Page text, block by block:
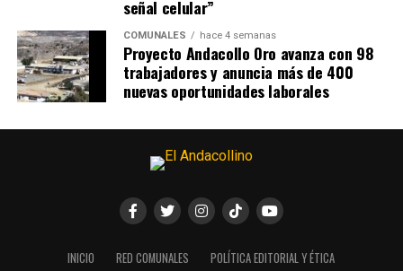
señal celular”
COMUNALES hace 4 semanas
Proyecto Andacollo Oro avanza con 98
trabajadores y anuncia más de 400
nuevas oportunidades laborales
INICIO RED COMUNALES
POLÍTICA EDITORIAL Y ÉTICA